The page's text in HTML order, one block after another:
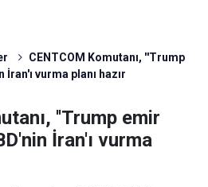
CENTCOM Komutanı, ''Trump
vurma planı hazır
''Trump emir
İran'ı vurma